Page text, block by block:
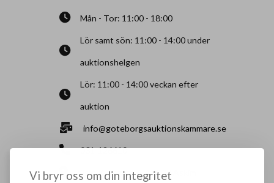
Vi bryr oss om din integritet
Mån - Tor: 11:00 - 18:00
Lör samt sön: 11:00 - 14:00 under
auktionshelgen
Lör: 11:00 - 14:00 veckan efter
auktion
info@goteborgsauktionskammare.se
031-126610
Sisjö Kullegata 6, 436 32 Askim